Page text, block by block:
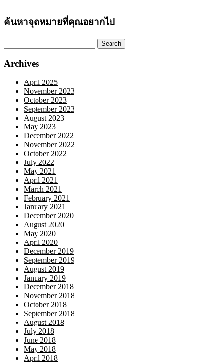
ค้นหาจุดหมายที่คุณอยากไป
for:
Archives
April 2025
November 2023
October 2023
September 2023
August 2023
May 2023
December 2022
November 2022
October 2022
July 2022
May 2021
April 2021
March 2021
February 2021
January 2021
December 2020
August 2020
May 2020
April 2020
December 2019
September 2019
August 2019
January 2019
December 2018
November 2018
October 2018
September 2018
August 2018
July 2018
June 2018
May 2018
April 2018